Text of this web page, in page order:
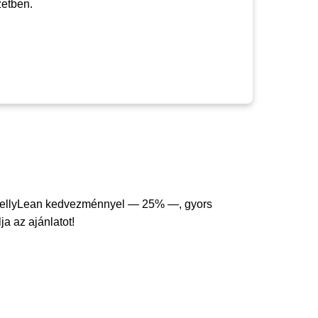
kedvezménnyel — 25% —, gyors
az ajánlatot!